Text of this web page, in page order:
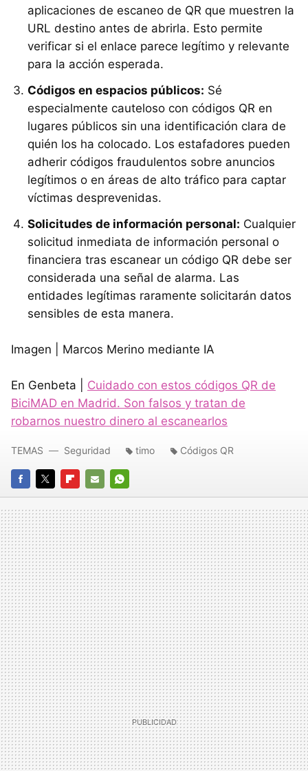
aplicaciones de escaneo de QR que muestren la
URL destino antes de abrirla. Esto permite
verificar si el enlace parece legítimo y relevante
para la acción esperada.
Códigos en espacios públicos: Sé
especialmente cauteloso con códigos QR en
lugares públicos sin una identificación clara de
quién los ha colocado. Los estafadores pueden
adherir códigos fraudulentos sobre anuncios
legítimos o en áreas de alto tráfico para captar
víctimas desprevenidas.
Solicitudes de información personal: Cualquier
solicitud inmediata de información personal o
financiera tras escanear un código QR debe ser
considerada una señal de alarma. Las
entidades legítimas raramente solicitarán datos
sensibles de esta manera.
Imagen | Marcos Merino mediante IA
En Genbeta | Cuidado con estos códigos QR de
BiciMAD en Madrid. Son falsos y tratan de
robarnos nuestro dinero al escanearlos
FACEBOOK
TWITTERFLIPBOARD
E-
MAIL
WHATSAPP
TEMAS Seguridad timo Códigos QR